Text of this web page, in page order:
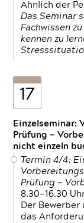
Ähnlich der
Das Seminar
Fachwissen
kennen zu
17
Einzelseminar:
Prüfung —
nicht einzeln
Termin 4/4:
Prüfung —
8.30—16.30
Der
das